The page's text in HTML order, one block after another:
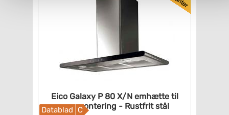
Eico Galaxy P 80 X/N emhættetil
vægmontering - Rustfritstål
Datablad C